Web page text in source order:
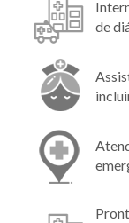
de